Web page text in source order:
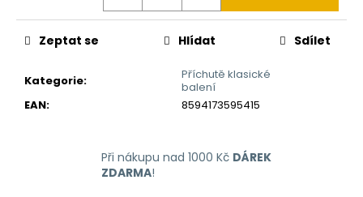
Kategorie:
Příchutě klasické
balení
EAN: 8594173595415
Zeptat se Hlídat Sdílet
Při nákupu nad 1000 Kč DÁREK
ZDARMA!
e
LIQUA
BRIGHT